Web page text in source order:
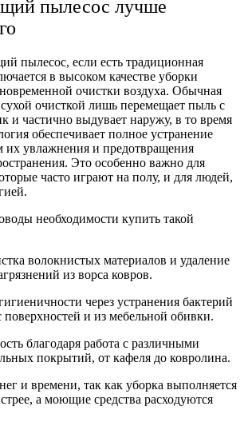
пылесос лучше
пылесос, если есть традиционная
в высоком качестве уборки
очистки воздуха. Обычная
очисткой лишь перемещает пыль с
и частично выдувает наружу, в то время
обеспечивает полное устранение
их увлажнения и предотвращения
Это особенно важно для
часто играют на полу, и для людей,
необходимости купить такой
волокнистых материалов и удаление
из ворса ковров.
через устранения бактерий
и из мебельной обивки.
благодаря работа с различными
покрытий, от кафеля до ковролина.
и времени, так как уборка выполняется
а моющие средства расходуются